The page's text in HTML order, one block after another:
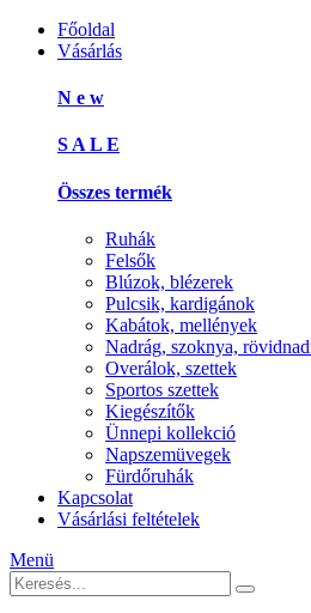
Főoldal
Vásárlás
N e w
S A L E
Összes termék
Ruhák
Felsők
Blúzok, blézerek
Pulcsik, kardigánok
Kabátok, mellények
Nadrág, szoknya,
Overálok, szettek
Sportos szettek
Kiegészítők
Ünnepi kollekció
Napszemüvegek
Fürdőruhák
Kapcsolat
Vásárlási feltételek
Menü